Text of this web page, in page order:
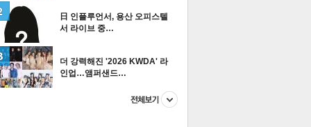
日 인플루언서, 용산 오피스텔
서 라이브 중…
더 강력해진 '2026 KWDA' 라
인업…앰퍼샌드…